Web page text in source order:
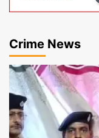
Crime News